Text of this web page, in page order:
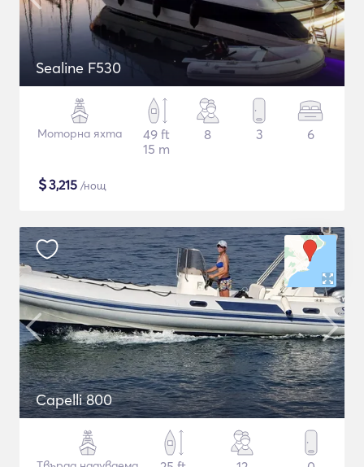
Sealine F530
Моторна яхта
49 ft
15 m
8 3 6
$3,215 /нощ
Capelli 800